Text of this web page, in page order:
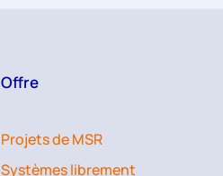
Offre
Projets de MSR
Systèmes librement